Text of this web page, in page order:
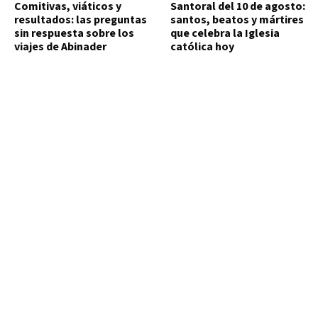
Comitivas, viáticos y
resultados: las preguntas
sin respuesta sobre los
viajes de Abinader
Santoral del 10 de agosto:
santos, beatos y mártires
que celebra la Iglesia
católica hoy